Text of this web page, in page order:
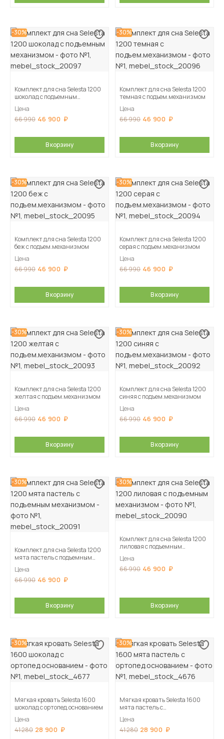
-30%
Комплект для сна Selesta 1200
шоколад с подъемным
Цена
66 990 46 900
В корзину
-30%
Комплект для сна Selesta 1200
темная с подъем.механизмом
Цена
66 990 46 900
В корзину
-30%
Комплект для сна Selesta 1200
беж с подъем.механизмом
Цена
66 990 46 900
В корзину
-30%
Комплект для сна Selesta 1200
серая с подъем.механизмом
Цена
66 990 46 900
В корзину
-30%
Комплект для сна Selesta 1200
желтая с подъем.механизмом
Цена
66 990 46 900
В корзину
-30%
Комплект для сна Selesta 1200
синяя с подъем.механизмом
Цена
66 990 46 900
В корзину
-30%
Комплект для сна Selesta 1200
мята пастель с подъемным
Цена
66 990 46 900
В корзину
-30%
Комплект для сна Selesta 1200
лиловая с подъемным
Цена
66 990 46 900
В корзину
-30%
Мягкая кровать Selesta 1600
шоколад с ортопед.основанием
Цена
41 280 28 900
-30%
Мягкая кровать Selesta 1600
мята пастель с
Цена
41 280 28 900